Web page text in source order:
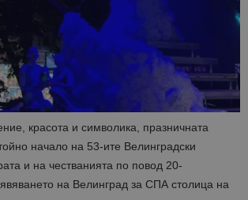
красота и символика, празничната
начало на 53-ите Велинградски
и на честванията по повод 20-
на Велинград за СПА столица на